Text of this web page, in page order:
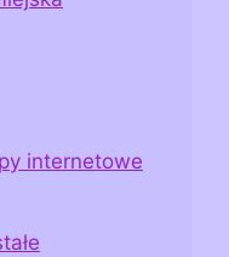
internetowe